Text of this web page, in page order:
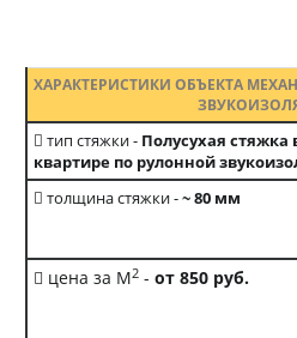
ХАРАКТЕРИСТИКИ ОБЪЕКТА
тип стяжки - Полусухая стяжка
квартире по рулонной
толщина стяжки -~ 80 мм
цена за М2 - от 850 руб.